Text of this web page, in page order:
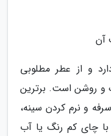
آن
و از عطر مطلوبی
و روشن است. برترین
و نرم کردن سینه،
چای کم رنگ یا آب